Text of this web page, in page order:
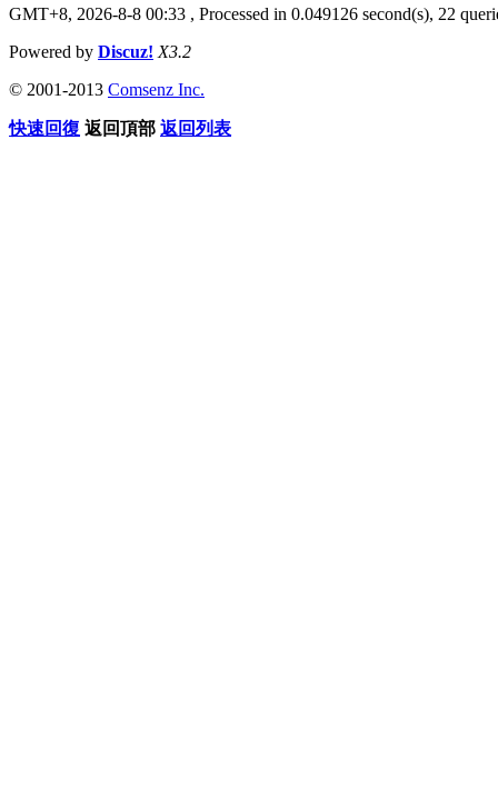
GMT+8, 2026-8-8 00:33 , Processed in 0.049126 second(s), 22
Powered by Discuz! X3.2
© 2001-2013 Comsenz Inc.
快速回復 返回頂部 返回列表